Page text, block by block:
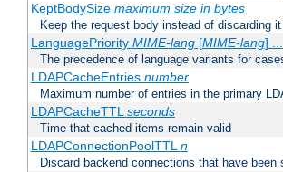
KeptBodySize maximum size in bytes
Keep the request body instead of discarding
LanguagePriority MIME-lang[MIME-lang] ...
The precedence of language variants for
LDAPCacheEntries number
Maximum number of entries in the primary
LDAPCacheTTLseconds
Time that cached items remain valid
LDAPConnectionPoolTTLn
Discard backend connections that have